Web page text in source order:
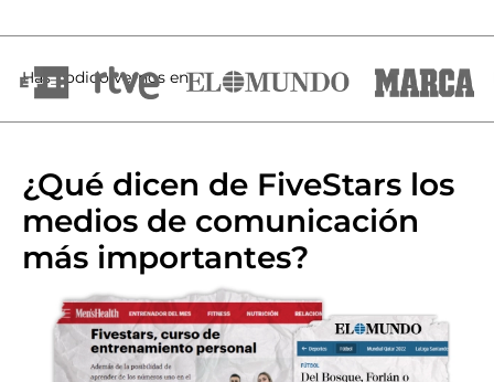
Has podido vernos en
¿Qué dicen de FiveStars los
medios de comunicación
más importantes?